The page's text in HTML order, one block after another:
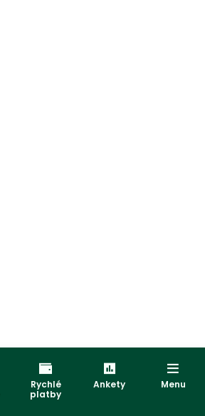
Rychlé
platby
Ankety Menu